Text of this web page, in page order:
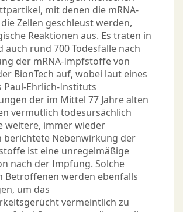
mit denen die mRNA-
Zellen geschleust werden,
Reaktionen aus. Es traten in
auch rund 700 Todesfälle nach
der mRNA-Impfstoffe von
BionTech auf, wobei laut eines
Paul-Ehrlich-Instituts
der im Mittel 77 Jahre alten
vermutlich todesursächlich
weitere, immer wieder
berichtete Nebenwirkung der
ist eine unregelmäßige
nach der Impfung. Solche
Betroffenen werden ebenfalls
um das
vermeintlich zu